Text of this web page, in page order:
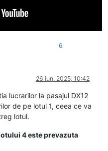
6
26 iun. 2025, 10:42
lucrarilor la pasajul DX12
de pe lotul 1, ceea ce va
lotul.
4 este prevazuta